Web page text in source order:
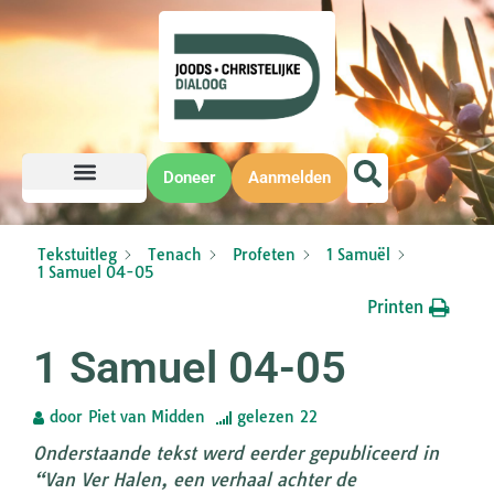
Doneer Aanmelden
Tekstuitleg Tenach Profeten
1 Samuël
1 Samuel 04-05
Printen
1 Samuel 04-05
door Piet van Midden gelezen 22
Onderstaande tekst werd eerder gepubliceerd in
“Van Ver Halen, een verhaal achter de